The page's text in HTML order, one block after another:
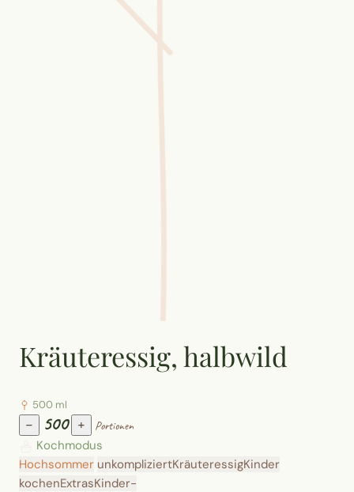
Kräuteressig, halbwild
500 ml
− 500 + Portionen
Kochmodus
Hochsommer unkompliziertKräuteressigKinder
kochenExtrasKinder-